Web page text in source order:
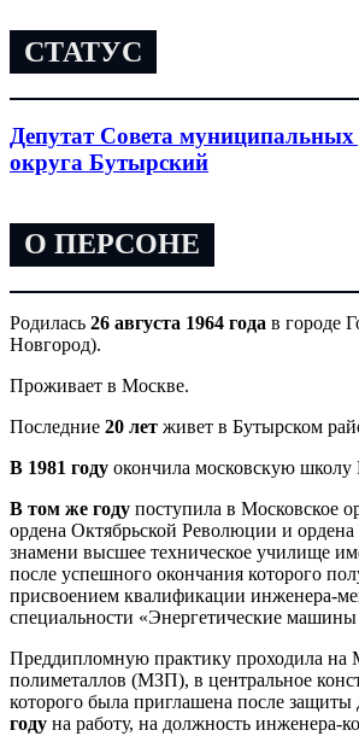
СТАТУС
Депутат Совета муниципальных
округа Бутырский
О ПЕРСОНЕ
Родилась 26 августа 1964 года в городе
Новгород).
Проживает в Москве.
Последние 20 лет живет в Бутырском
В 1981 году окончила московскую школу
В том же году поступила в Московское
ордена Октябрьской Революции и
знамени высшее техническое училище
после успешного окончания которого
присвоением квалификации инженера-
специальности «Энергетические
Преддипломную практику проходила на
полиметаллов (МЗП), в центральное
которого была приглашена после защиты
году на работу, на должность инженера-